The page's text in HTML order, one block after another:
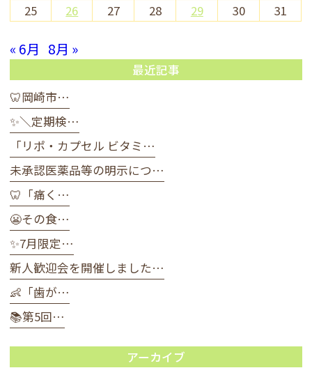
25
26 27 28 29 30 31
« 6月 8月 »
最近記事
🦷岡崎市…
✨＼定期検…
「リポ・カプセル ビタミ…
未承認医薬品等の明示につ…
🦷「痛く…
😬その食…
✨7月限定…
新人歓迎会を開催しました…
👶「歯が…
📚第5回…
アーカイブ